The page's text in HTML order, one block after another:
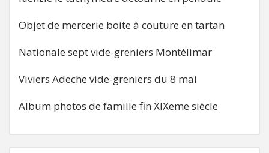
Objet de mercerie boite à couture en tartan
Nationale sept vide-greniers Montélimar
Viviers Adeche vide-greniers du 8 mai
Album photos de famille fin XIXeme siècle